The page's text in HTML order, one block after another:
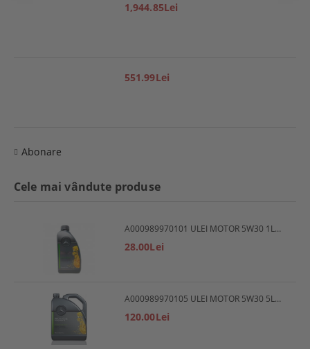
1,944.85Lei
551.99Lei
Abonare
Cele mai vândute produse
A000989970101 ULEI MOTOR 5W30 1L MERCEDES
28.00Lei
A000989970105 ULEI MOTOR 5W30 5L MERCEDES
120.00Lei